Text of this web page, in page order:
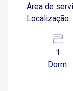
Área de
Localização:
comércios
1
Dorm.